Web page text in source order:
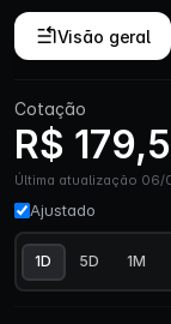
Visão geral
Cotação
R$
Última atualização
Ajustado
1D 5D 1M